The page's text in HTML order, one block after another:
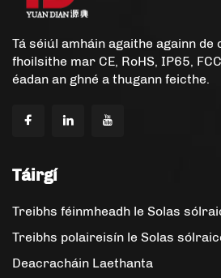
Tá séiúl amháin agaithe againn
fhoilsithe mar CE, RoHS, IP65,
éadan an ghné a thugann feicthe.
Táirgí
Treibhs féinmheadh le Solas
Treibhs polaireisín le Solas
Deacracháin Laethanta